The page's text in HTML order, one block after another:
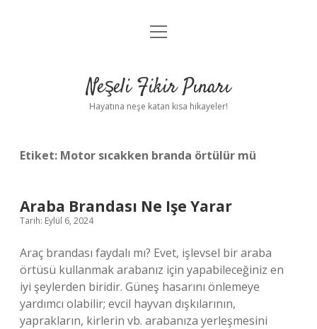
Anasayfa
Yasal Uyarı
menüyü
Neşeli Fikir Pınarı
Hayatına neşe katan kısa hikayeler!
Etiket: Motor sıcakken branda örtülür mü
Araba Brandası Ne Işe Yarar
Tarih: Eylül 6, 2024
Araç brandası faydalı mı? Evet, işlevsel bir araba
örtüsü kullanmak arabanız için yapabileceğiniz en
iyi şeylerden biridir. Güneş hasarını önlemeye
yardımcı olabilir; evcil hayvan dışkılarının,
yaprakların, kirlerin vb. arabanıza yerleşmesini